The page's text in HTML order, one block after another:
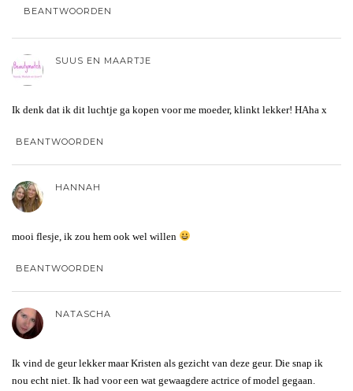
BEANTWOORDEN
SUUS EN MAARTJE
Ik denk dat ik dit luchtje ga kopen voor me moeder, klinkt lekker! HAha x
BEANTWOORDEN
HANNAH
mooi flesje, ik zou hem ook wel willen
BEANTWOORDEN
NATASCHA
Ik vind de geur lekker maar Kristen als gezicht van deze geur. Die snap ik
nou echt niet. Ik had voor een wat gewaagdere actrice of model gegaan.